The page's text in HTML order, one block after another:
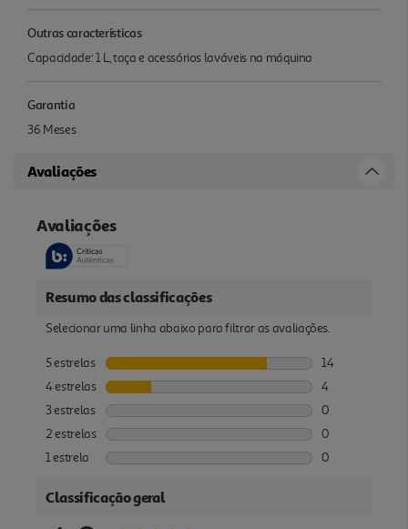
Outras características
Capacidade: 1 L, taça e acessórios laváveis na máquina
Garantia
36 Meses
Avaliações